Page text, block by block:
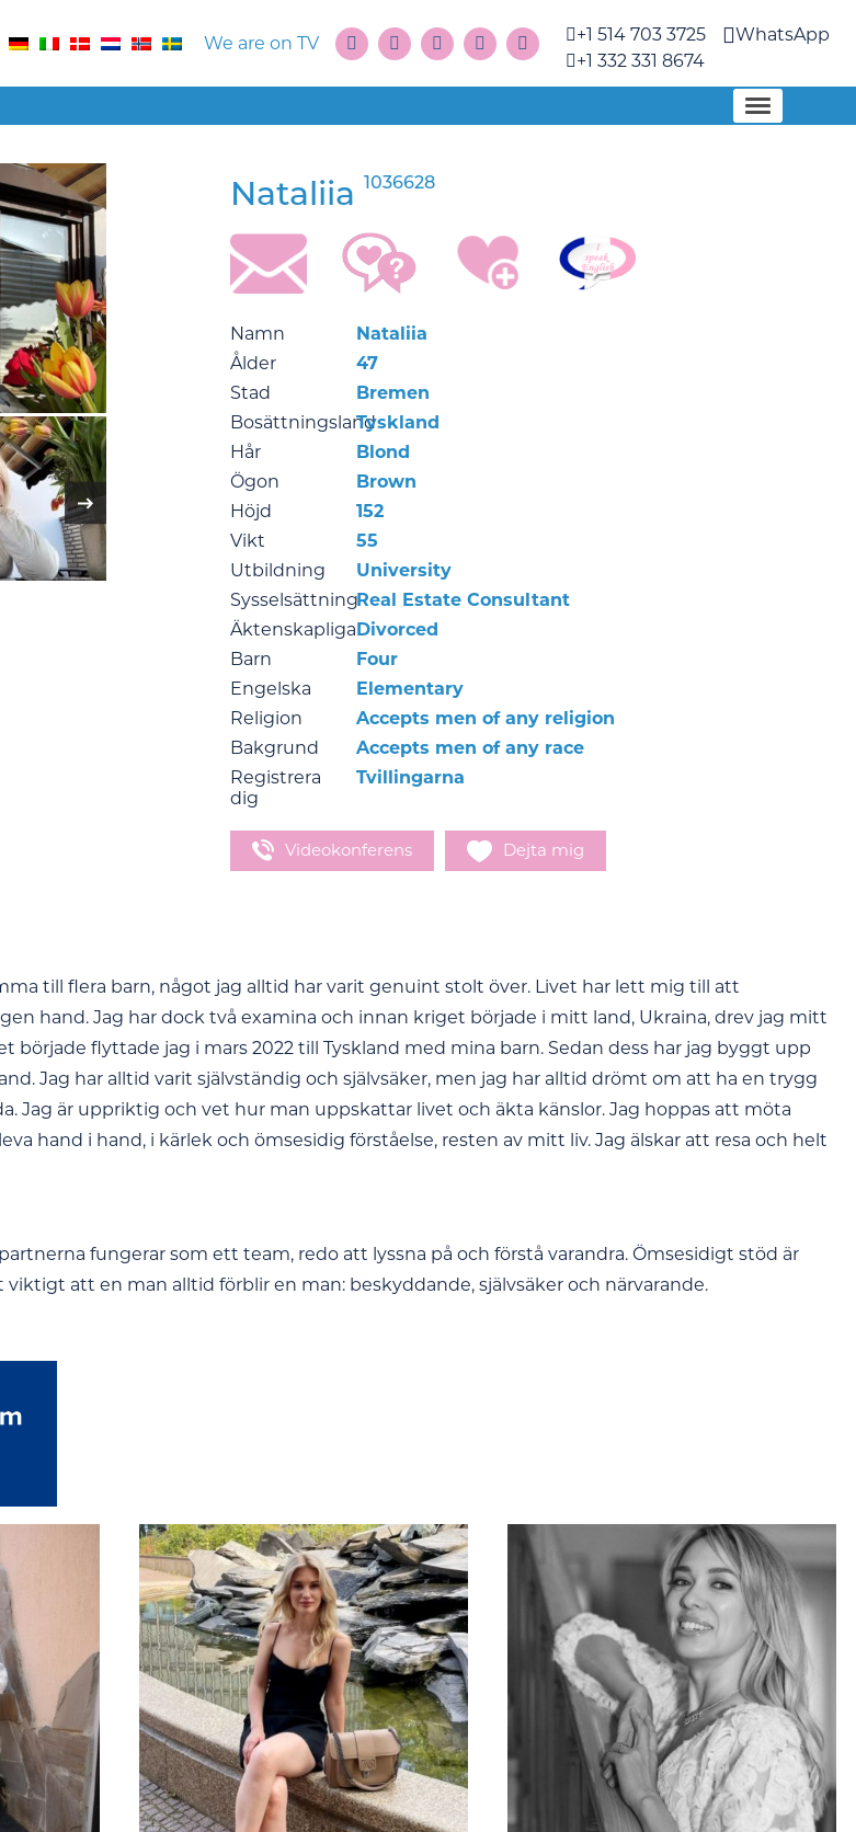
We are on TV
+1 514 703 3725
+1 332 331 8674
WhatsApp
Nataliia 1036628
Namn
Nataliia
Ålder
47
Stad
Bremen
BosättningslandTyskland
Hår
Blond
Ögon
Brown
Höjd
152
Vikt
55
Utbildning
University
SysselsättningReal Estate Consultant
ÄktenskapligaDivorced
Barn
Four
Engelska
Elementary
Religion
Accepts men of any religion
Bakgrund
Accepts men of any race
Registrera
dig
Tvillingarna
Videokonferens Dejta mig
till flera barn, något jag alltid har varit genuint stolt över. Livet har lett mig till att
hand. Jag har dock två examina och innan kriget började i mitt land, Ukraina, drev jag mitt
började flyttade jag i mars 2022 till Tyskland med mina barn. Sedan dess har jag byggt upp
Jag har alltid varit självständig och självsäker, men jag har alltid drömt om att ha en trygg
Jag är uppriktig och vet hur man uppskattar livet och äkta känslor. Jag hoppas att möta
hand i hand, i kärlek och ömsesidig förståelse, resten av mitt liv. Jag älskar att resa och helt
fungerar som ett team, redo att lyssna på och förstå varandra. Ömsesidigt stöd är
viktigt att en man alltid förblir en man: beskyddande, självsäker och närvarande.